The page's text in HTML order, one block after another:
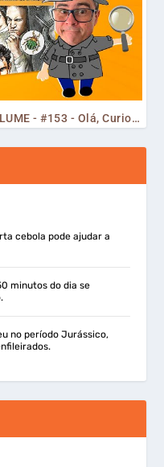
MEMÓRIAS DA COLEÇÃO VAGA-LUME - #153 - Olá, Curiosos! 2023
cebola pode ajudar a
minutos do dia se
no período Jurássico,